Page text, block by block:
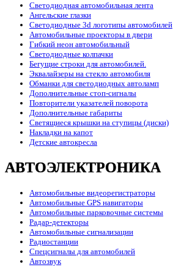
Светодиодная автомобильная лента
Ангельские глазки
Светодиодные 3d логотипы автомобилей
Автомобильные проекторы в двери
Гибкий неон автомобильный
Светодиодные колпачки
Бегущие строки для автомобилей.
Эквалайзеры на стекло автомобиля
Обманки для светодиодных автоламп
Дополнительные стоп-сигналы
Повторители указателей поворота
Дополнительные габариты
Светящиеся крышки на ступицы (диски)
Накладки на капот
Детские автокресла
АВТОЭЛЕКТРОНИКА
Автомобильные видеорегистраторы
Автомобильные GPS навигаторы
Автомобильные парковочные системы
Радар-детекторы
Автомобильные сигнализации
Радиостанции
Спецсигналы для автомобилей
Автозвук